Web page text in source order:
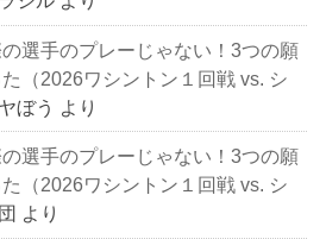
の選手のプレーじゃない！3つの願
（2026ワシントン１回戦 vs. シ
ぼう より
の選手のプレーじゃない！3つの願
（2026ワシントン１回戦 vs. シ
より